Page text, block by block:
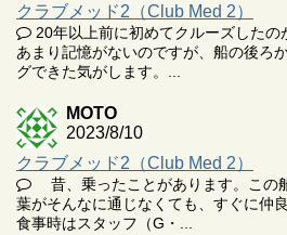
クラブメッド2（Club Med 2）
20年以上前に初めてクルーズしたの
あまり記憶がないのですが、船の後ろ
グできた気がします。...
MOTO
2023/8/10
クラブメッド2（Club Med 2）
昔、乗ったことがあります。この
葉がそんなに通じなくても、すぐに仲
食事時はスタッフ（G・...